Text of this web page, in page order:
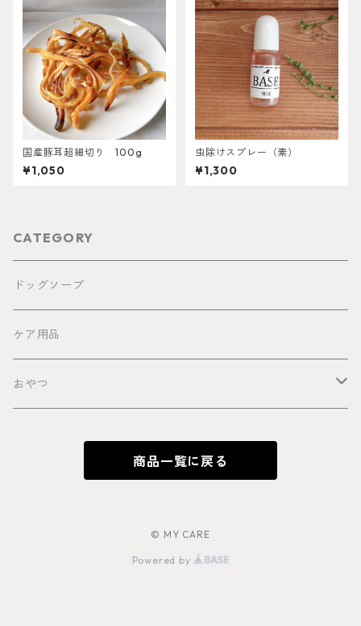
国産豚耳超細切り 100g
¥1,050
虫除けスプレー（素）
¥1,300
CATEGORY
ドッグソープ
ケア用品
おやつ
商品一覧に戻る
© MY CARE
Powered by